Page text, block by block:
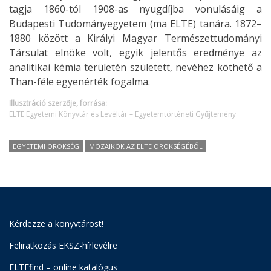
tagja 1860-tól 1908-as nyugdíjba vonulásáig a
Budapesti Tudományegyetem (ma ELTE) tanára. 1872–
1880 között a Királyi Magyar Természettudományi
Társulat elnöke volt, egyik jelentős eredménye az
analitikai kémia területén született, nevéhez köthető a
Than-féle egyenérték fogalma.
Illusztráció szerzője, forrása:
ELTE Egyetemi Könyvtár és Levéltár – Egyetemtörténeti Gyűjtemény
EGYETEMI ÖRÖKSÉG MOZAIKOK AZ ELTE ÖRÖKSÉGÉBŐL
Kérdezze a könyvtárost!
Feliratkozás EKSZ-hírlevélre
ELTEfind – online katalógus